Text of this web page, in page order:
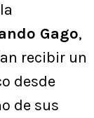
Gago,
recibir un
desde
de sus